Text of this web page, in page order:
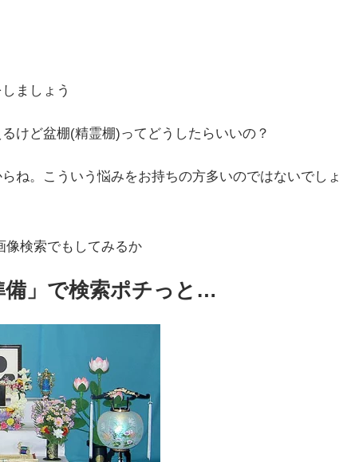
ましょう
けど盆棚(精霊棚)ってどうしたらいいの？
ね。こういう悩みをお持ちの方多いのではないでしょ
像検索でもしてみるか
」で検索ポチっと…